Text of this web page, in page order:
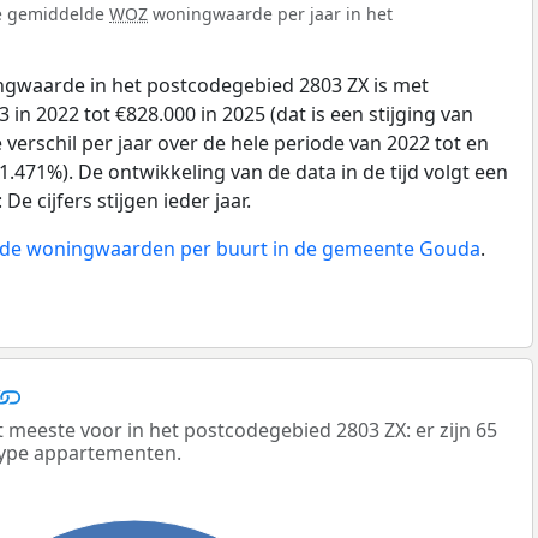
gemiddelde WOZ woningwaarde per jaar in het
in het postcodegebied 2803 ZX is met
in 2022 tot €828.000 in 2025 (dat is een stijging van
verschil per jaar over de hele periode van 2022 tot en
De ontwikkeling van de data in de tijd volgt een
cijfers stijgen ieder jaar.
woningwaarden per buurt in de gemeente Gouda.
voor in het postcodegebied 2803 ZX: er zijn 65
appartementen.